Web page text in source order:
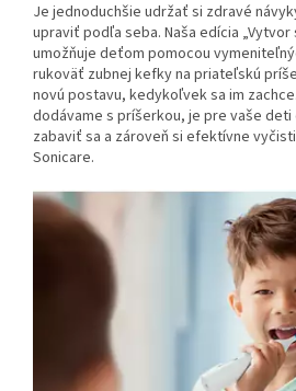
Je jednoduchšie udržať si zdravé
upraviť podľa seba. Naša edícia
umožňuje deťom pomocou
rukoväť zubnej kefky na priateľskú
novú postavu, kedykoľvek sa im
dodávame s príšerkou, je pre vaše
zabaviť sa a zároveň si efektívne
Sonicare.